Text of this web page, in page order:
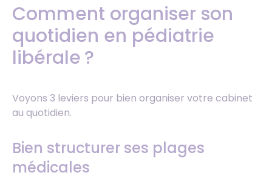
Comment organiser son
quotidien en pédiatrie
libérale ?
Voyons 3 leviers pour bien organiser votre cabinet
au quotidien.
Bien structurer ses plages
médicales